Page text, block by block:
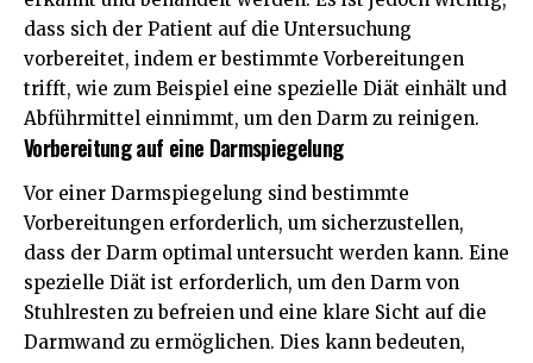
dass sich der Patient auf die Untersuchung
vorbereitet, indem er bestimmte Vorbereitungen
trifft, wie zum Beispiel eine spezielle Diät einhält und
Abführmittel einnimmt, um den Darm zu reinigen.
Vorbereitung auf eine Darmspiegelung
Vor einer Darmspiegelung sind bestimmte
Vorbereitungen erforderlich, um sicherzustellen,
dass der Darm optimal untersucht werden kann. Eine
spezielle Diät ist erforderlich, um den Darm von
Stuhlresten zu befreien und eine klare Sicht auf die
Darmwand zu ermöglichen. Dies kann bedeuten,